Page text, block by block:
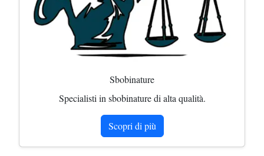
Sbobinature
Specialisti in sbobinature di alta qualità.
Scopri di più